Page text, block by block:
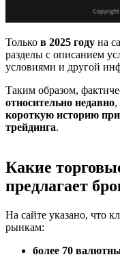
Только в 2025 году на
разделы с описанием
условиями и другой
Таким образом,
относительно недавно,
короткую историю
трейдинга.
Какие
предлагает
На сайте указано, что
рынкам:
более 70